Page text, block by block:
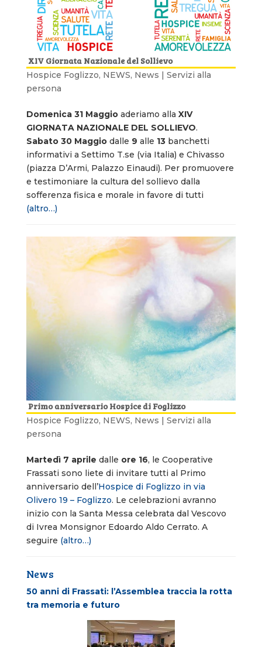
XIV Giornata Nazionale del Sollievo
Hospice Foglizzo, NEWS, News | Servizi alla
persona
Domenica 31 Maggioaderiamo alla XIV
GIORNATA NAZIONALE DEL SOLLIEVO.
Sabato 30 Maggiodalle 9 alle 13banchetti
informativi a Settimo T.se (via Italia) e Chivasso
(piazza D’Armi, Palazzo Einaudi). Per promuovere
e testimoniare la cultura del sollievo dalla
sofferenza fisica e morale in favore di tutti
(altro…)
Primo anniversario Hospice di Foglizzo
Hospice Foglizzo, NEWS, News | Servizi alla
persona
Martedì 7 aprile dalle ore 16, le Cooperative
Frassati sono liete di invitare tutti al Primo
anniversario dell’Hospice di Foglizzo in via
Olivero 19 – Foglizzo. Le celebrazioni avranno
inizio con la Santa Messa celebrata dal Vescovo
di Ivrea Monsignor Edoardo Aldo Cerrato. A
seguire (altro…)
News
50 anni di Frassati: l’Assemblea traccia la rotta
tra memoria e futuro